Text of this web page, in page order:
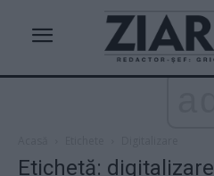
Etichetă: digitalizare